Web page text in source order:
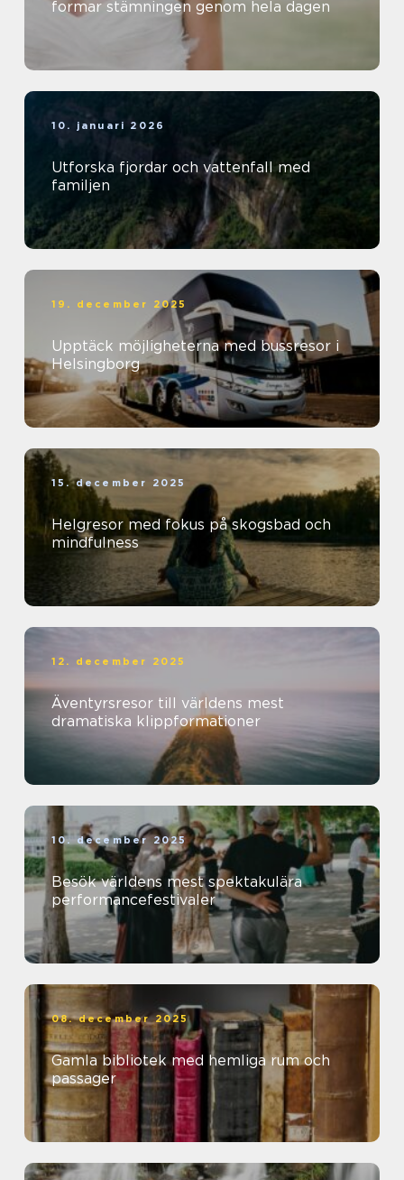
formar stämningen genom hela dagen
10. januari 2026
Utforska fjordar och vattenfall med
familjen
19. december 2025
Upptäck möjligheterna med bussresor i
Helsingborg
15. december 2025
Helgresor med fokus på skogsbad och
mindfulness
12. december 2025
Äventyrsresor till världens mest
dramatiska klippformationer
10. december 2025
Besök världens mest spektakulära
performancefestivaler
08. december 2025
Gamla bibliotek med hemliga rum och
passager